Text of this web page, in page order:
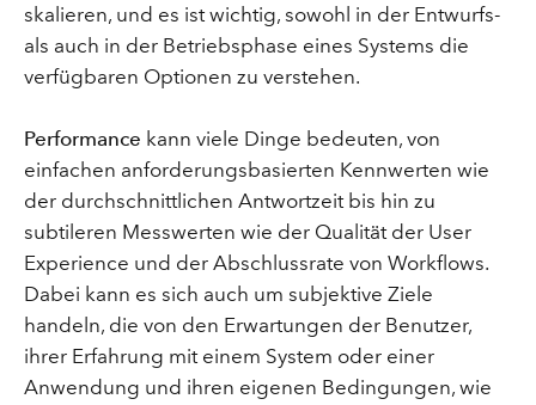
skalieren, und es ist wichtig, sowohl in der Entwurfs-
als auch in der Betriebsphase eines Systems die
verfügbaren Optionen zu verstehen.
Performance kann viele Dinge bedeuten, von
einfachen anforderungsbasierten Kennwerten wie
der durchschnittlichen Antwortzeit bis hin zu
subtileren Messwerten wie der Qualität der User
Experience und der Abschlussrate von Workflows.
Dabei kann es sich auch um subjektive Ziele
handeln, die von den Erwartungen der Benutzer,
ihrer Erfahrung mit einem System oder einer
Anwendung und ihren eigenen Bedingungen, wie